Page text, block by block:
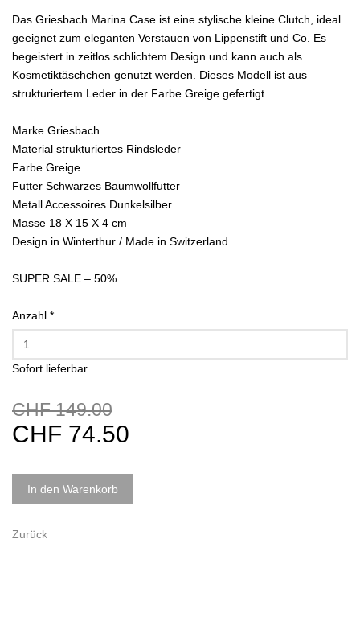
Das Griesbach Marina Case ist eine stylische kleine Clutch, ideal
geeignet zum eleganten Verstauen von Lippenstift und Co. Es
begeistert in zeitlos schlichtem Design und kann auch als
Kosmetiktäschchen genutzt werden. Dieses Modell ist aus
strukturiertem Leder in der Farbe Greige gefertigt.
Marke Griesbach
Material strukturiertes Rindsleder
Farbe Greige
Futter Schwarzes Baumwollfutter
Metall Accessoires Dunkelsilber
Masse 18 X 15 X 4 cm
Design in Winterthur / Made in Switzerland
SUPER SALE – 50%
Anzahl *
Sofort lieferbar
CHF 149.00
CHF 74.50
In den Warenkorb
Zurück